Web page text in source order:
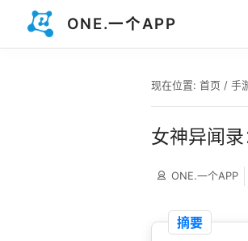
ONE.一个APP
现在位置: 首页 / 手
女神异闻
ONE.一个APP
摘要